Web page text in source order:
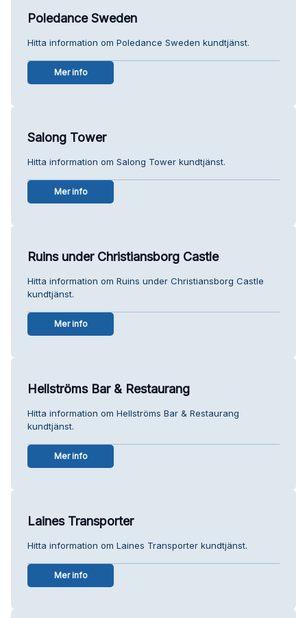
Poledance Sweden
Hitta information om Poledance Sweden kundtjänst.
Mer info
Salong Tower
Hitta information om Salong Tower kundtjänst.
Mer info
Ruins under Christiansborg Castle
Hitta information om Ruins under Christiansborg Castle
kundtjänst.
Mer info
Hellströms Bar & Restaurang
Hitta information om Hellströms Bar & Restaurang
kundtjänst.
Mer info
Laines Transporter
Hitta information om Laines Transporter kundtjänst.
Mer info